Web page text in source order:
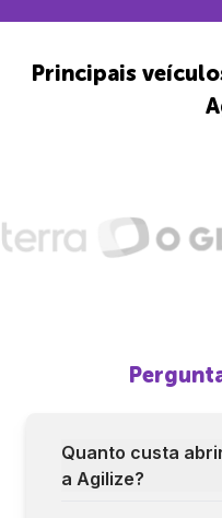
Principais
Quanto custa
a Agilize?